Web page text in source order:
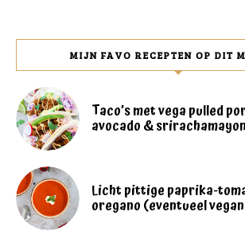
MIJN FAVO RECEPTEN OP DIT
Taco’s met vega pulled
avocado &
Licht pittige paprika-
oregano (eventueel